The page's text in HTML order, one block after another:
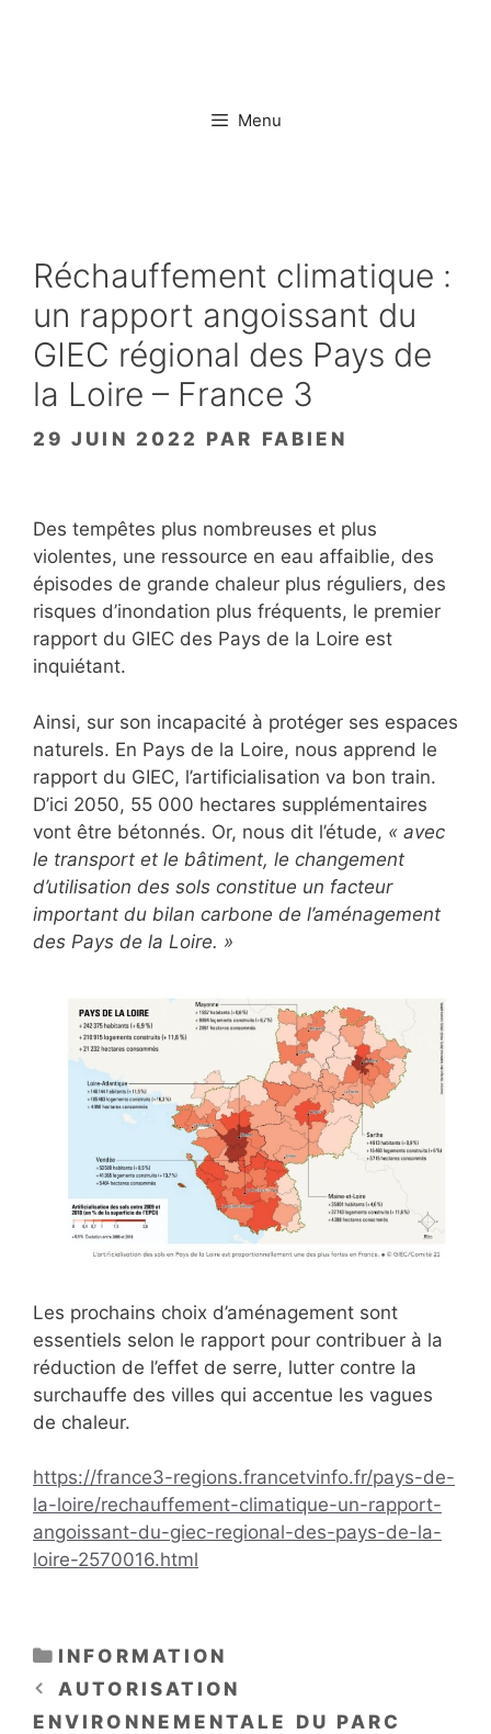
Menu
Réchauffement climatique :
un rapport angoissant du
GIEC régional des Pays de
la Loire – France 3
29 JUIN 2022 PAR FABIEN
Des tempêtes plus nombreuses et plus
violentes, une ressource en eau affaiblie, des
épisodes de grande chaleur plus réguliers, des
risques d’inondation plus fréquents, le premier
rapport du GIEC des Pays de la Loire est
inquiétant.
Ainsi, sur son incapacité à protéger ses espaces
naturels. En Pays de la Loire, nous apprend le
rapport du GIEC, l’artificialisation va bon train.
D’ici 2050, 55 000 hectares supplémentaires
vont être bétonnés. Or, nous dit l’étude, « avec
le transport et le bâtiment, le changement
d’utilisation des sols constitue un facteur
important du bilan carbone de l’aménagement
des Pays de la Loire. »
Les prochains choix d’aménagement sont
essentiels selon le rapport pour contribuer à la
réduction de l’effet de serre, lutter contre la
surchauffe des villes qui accentue les vagues
de chaleur.
https://france3-regions.francetvinfo.fr/pays-de-
la-loire/rechauffement-climatique-un-rapport-
angoissant-du-giec-regional-des-pays-de-la-
loire-2570016.html
CATÉGORIES
INFORMATION
AUTORISATION
ENVIRONNEMENTALE DU PARC